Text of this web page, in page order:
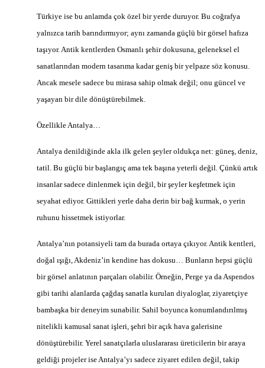
Türkiye ise bu anlamda çok özel bir yerde duruyor. Bu coğrafya
yalnızca tarih barındırmıyor; aynı zamanda güçlü bir görsel hafıza
taşıyor. Antik kentlerden Osmanlı şehir dokusuna, geleneksel el
sanatlarından modern tasarıma kadar geniş bir yelpaze söz konusu.
Ancak mesele sadece bu mirasa sahip olmak değil; onu güncel ve
yaşayan bir dile dönüştürebilmek.
Özellikle Antalya…
Antalya denildiğinde akla ilk gelen şeyler oldukça net: güneş, deniz,
tatil. Bu güçlü bir başlangıç ama tek başına yeterli değil. Çünkü artık
insanlar sadece dinlenmek için değil, bir şeyler keşfetmek için
seyahat ediyor. Gittikleri yerle daha derin bir bağ kurmak, o yerin
ruhunu hissetmek istiyorlar.
Antalya’nın potansiyeli tam da burada ortaya çıkıyor. Antik kentleri,
doğal ışığı, Akdeniz’in kendine has dokusu… Bunların hepsi güçlü
bir görsel anlatının parçaları olabilir. Örneğin, Perge ya da Aspendos
gibi tarihi alanlarda çağdaş sanatla kurulan diyaloglar, ziyaretçiye
bambaşka bir deneyim sunabilir. Sahil boyunca konumlandırılmış
nitelikli kamusal sanat işleri, şehri bir açık hava galerisine
dönüştürebilir. Yerel sanatçılarla uluslararası üreticilerin bir araya
geldiği projeler ise Antalya’yı sadece ziyaret edilen değil, takip